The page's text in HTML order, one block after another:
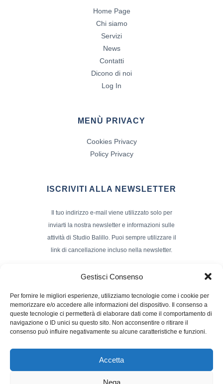
Gestisci Consenso
Per fornire le migliori esperienze, utilizziamo tecnologie come i cookie per
memorizzare e/o accedere alle informazioni del dispositivo. Il consenso a
queste tecnologie ci permetterà di elaborare dati come il comportamento di
navigazione o ID unici su questo sito. Non acconsentire o ritirare il
consenso può influire negativamente su alcune caratteristiche e funzioni.
Accetta
Nega
Home Page
Chi siamo
Servizi
News
Contatti
Dicono di noi
Log In
MENÙ PRIVACY
Cookies Privacy
Policy Privacy
ISCRIVITI ALLA NEWSLETTER
Il tuo indirizzo e-mail viene utilizzato solo per
inviarti la nostra newsletter e informazioni sulle
attività di Studio Balillo. Puoi sempre utilizzare il
link di cancellazione incluso nella newsletter.
Nome e Cognome